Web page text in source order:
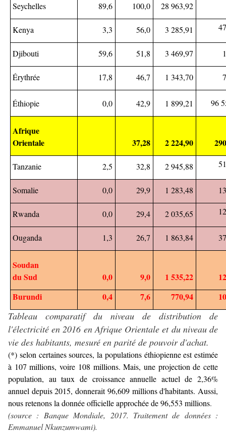
Seychelles 89,6 100,0 28 963,92
Kenya 3,3 56,0 3 285,91
Djibouti 59,6 51,8 3 469,97
Érythrée 17,8 46,7 1 343,70
Éthiopie 0,0 42,9 1 899,21 96
Afrique
Orientale
37,28 2 224,90
Tanzanie 2,5 32,8 2 945,88
Somalie 0,0 29,9 1 283,48
Rwanda 0,0 29,4 2 035,65
Ouganda 1,3 26,7 1 863,84
Soudan
du Sud
0,0 9,0 1 535,22
Burundi
0,4 7,6 770,94
Tableau comparatif du niveau de distribution de
l'électricité en 2016 en Afrique Orientale et du niveau de
vie des habitants, mesuré en parité de pouvoir d'achat.
(*) selon certaines sources, la populations éthiopienne est estimée
à 107 millions, voire 108 millions. Mais, une projection de cette
population, au taux de croissance annuelle actuel de 2,36%
annuel depuis 2015, donnerait 96,609 millions d'habitants. Aussi,
nous retenons la donnée officielle approchée de 96,553 millions.
(source : Banque Mondiale, 2017. Traitement de données :
Emmanuel Nkunzumwami).